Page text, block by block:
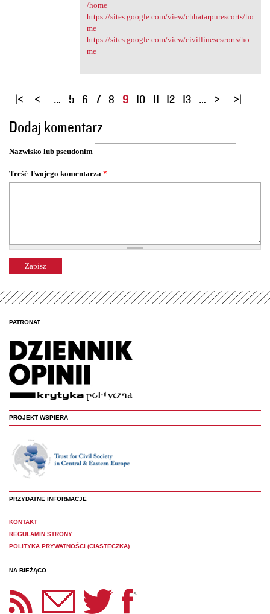
/home
https://sites.google.com/view/chhatarpurescorts/ho
me
https://sites.google.com/view/civillinesescorts/ho
me
S
r
o
n
y
… 5 6 7 8 9 10 11 12 13 …
Dodaj komentarz
Nazwisko lub pseudonim
Treść Twojego komentarza *
PATRONAT
PROJEKT WSPIERA
PRZYDATNE INFORMACJE
KONTAKT
REGULAMIN STRONY
POLITYKA PRYWATNOŚCI (CIASTECZKA)
NA BIEŻĄCO
Panoptyka Facebook <